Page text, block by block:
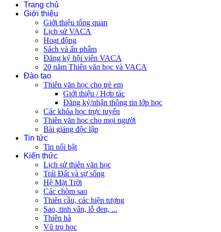
Trang chủ
Giới thiệu
Giới thiệu tổng quan
Lịch sử VACA
Hoạt động
Sách và ấn phẩm
Đăng ký hội viên VACA
20 năm Thiên văn học và VACA
Đào tạo
Thiên văn học cho trẻ em
Giới thiệu / Hợp tác
Đăng ký/nhận thông tin lớp học
Các khóa học trực tuyến
Thiên văn học cho mọi người
Bài giảng độc lập
Tin tức
Tin nổi bật
Kiến thức
Lịch sử thiên văn học
Trái Đất và sự sống
Hệ Mặt Trời
Các chòm sao
Thiên cầu, các hiện tượng
Sao, tinh vân, lỗ đen, ...
Thiên hà
Vũ trụ học